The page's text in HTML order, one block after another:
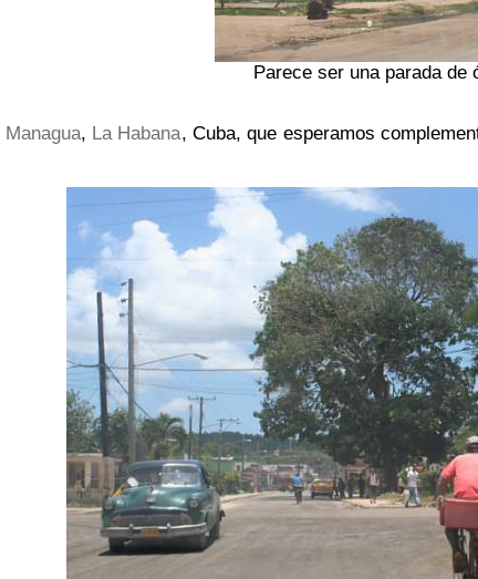
Parece ser una parada de
Managua, La Habana, Cuba, que esperamos